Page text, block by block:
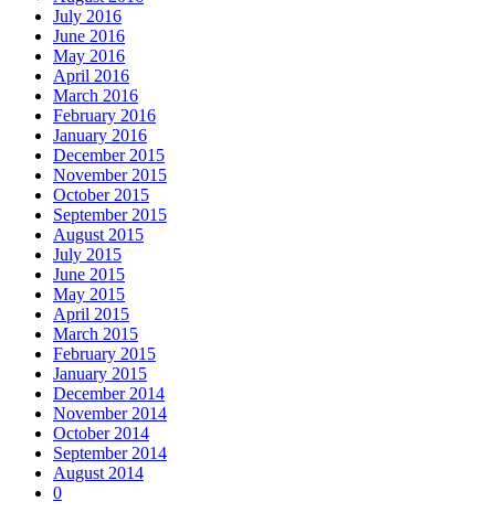
July 2016
June 2016
May 2016
April 2016
March 2016
February 2016
January 2016
December 2015
November 2015
October 2015
September 2015
August 2015
July 2015
June 2015
May 2015
April 2015
March 2015
February 2015
January 2015
December 2014
November 2014
October 2014
September 2014
August 2014
0